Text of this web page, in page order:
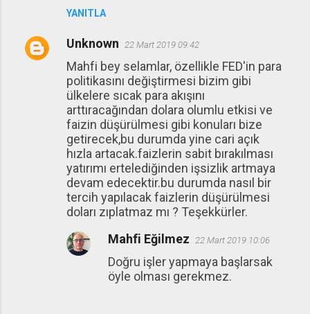
YANITLA
Unknown 22 Mart 2019 09:42
Mahfi bey selamlar, özellikle FED'in para
politikasını değiştirmesi bizim gibi
ülkelere sıcak para akışını
arttıracağından dolara olumlu etkisi ve
faizin düşürülmesi gibi konuları bize
getirecek,bu durumda yine cari açık
hızla artacak.faizlerin sabit bırakılması
yatırımı ertelediğinden işsizlik artmaya
devam edecektir.bu durumda nasıl bir
tercih yapılacak faizlerin düşürülmesi
doları zıplatmaz mı ? Teşekkürler.
Mahfi Eğilmez 22 Mart 2019 10:06
Doğru işler yapmaya başlarsak
öyle olması gerekmez.